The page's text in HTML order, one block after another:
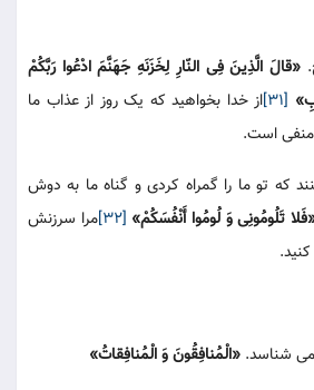
«قالَ الَّذِینَ فِی النّارِ لِخَزَنَهِ جَهَنَّمَ ادْعُوا رَبَّکُمْ
[31]از خدا بخواهید که یک روز از عذاب ما
منفی است.
که تو ما را گمراه کردی و گناه ما به دوش
تَلُومُونِی وَ لُومُوا أَنْفُسَکُمْ» [32]مرا سرزنش
«الْمُنافِقُونَ وَ الْمُنافِقاتُ»